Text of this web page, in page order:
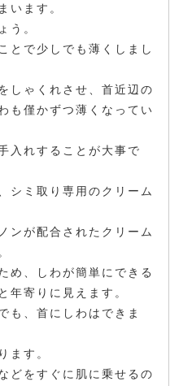
います。
う。
とで少しでも薄くしまし
しゃくれさせ、首近辺の
も僅かずつ薄くなってい
入れすることが大事で
シミ取り専用のクリーム
ンが配合されたクリーム
め、しわが簡単にできる
年寄りに見えます。
も、首にしわはできま
ます。
どをすぐに肌に乗せるの